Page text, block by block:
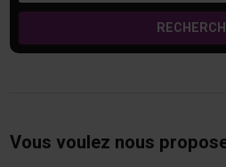
Vous voulez nous